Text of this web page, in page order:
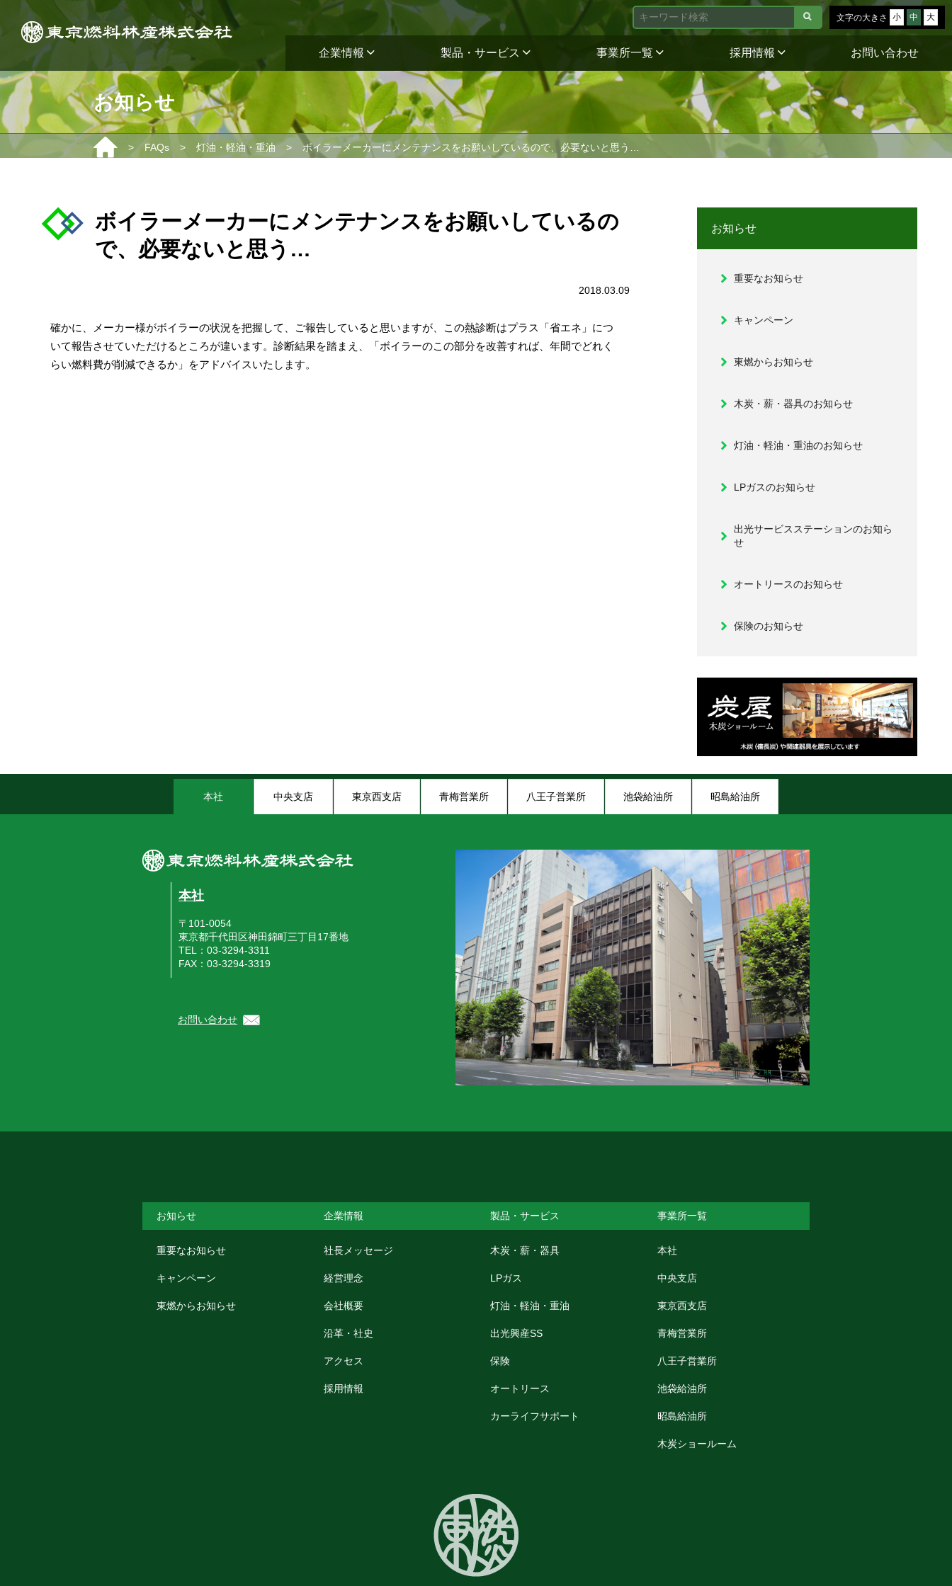
文字の大きさ 小 中 大
企業情報 製品・サービス 事業所一覧 採用情報 お問い合わせ
お知らせ
> FAQs > 灯油・軽油・重油 > ボイラーメーカーにメンテナンスをお願いしているので、必要ないと思う…
ボイラーメーカーにメンテナンスをお願いしているの
で、必要ないと思う…
2018.03.09
確かに、メーカー様がボイラーの状況を把握して、ご報告していると思いますが、この熱診断はプラス「省エネ」につ
いて報告させていただけるところが違います。診断結果を踏まえ、「ボイラーのこの部分を改善すれば、年間でどれく
らい燃料費が削減できるか」をアドバイスいたします。
お知らせ
重要なお知らせ
キャンペーン
東燃からお知らせ
木炭・薪・器具のお知らせ
灯油・軽油・重油のお知らせ
LPガスのお知らせ
出光サービスステーションのお知ら
せ
オートリースのお知らせ
保険のお知らせ
本社 中央支店 東京西支店 青梅営業所 八王子営業所 池袋給油所 昭島給油所
本社
〒101-0054
東京都千代田区神田錦町三丁目17番地
TEL：03-3294-3311
FAX：03-3294-3319
お問い合わせ
お知らせ
重要なお知らせ
キャンペーン
東燃からお知らせ
企業情報
社長メッセージ
経営理念
会社概要
沿革・社史
アクセス
採用情報
製品・サービス
木炭・薪・器具
LPガス
灯油・軽油・重油
出光興産SS
保険
オートリース
カーライフサポート
事業所一覧
本社
中央支店
東京西支店
青梅営業所
八王子営業所
池袋給油所
昭島給油所
木炭ショールーム